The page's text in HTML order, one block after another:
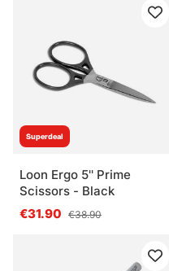
Superdeal
Loon Ergo 5'' Prime
Scissors - Black
€31.90 €38.90